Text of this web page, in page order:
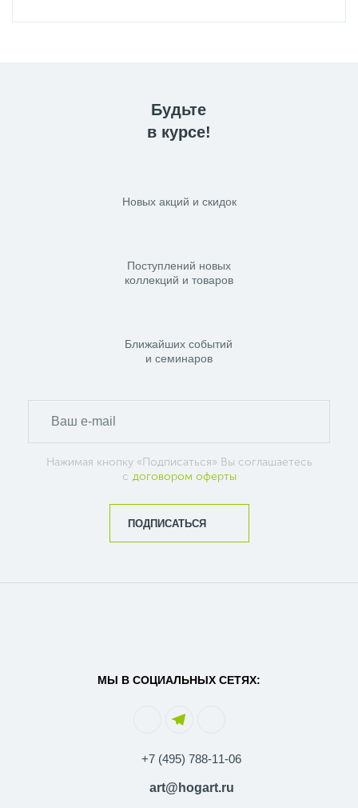
Будьте
в курсе!
Новых акций и скидок
Поступлений новых
коллекций и товаров
Ближайших событий
и семинаров
Нажимая кнопку «Подписаться» Вы соглашаетесь
с договором оферты
ПОДПИСАТЬСЯ
МЫ В СОЦИАЛЬНЫХ СЕТЯХ:
+7 (495) 788-11-06
art@hogart.ru